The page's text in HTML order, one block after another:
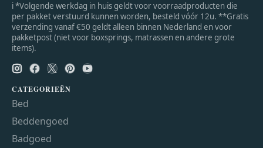
ℹ *Volgende werkdag in huis geldt voor voorraadproducten die
per pakket verstuurd kunnen worden, besteld vóór 12u. **Gratis
verzending vanaf €50 geldt alleen binnen Nederland en voor
pakketpost (niet voor boxsprings, matrassen en andere grote
items).
CATEGORIEËN
Bed
Beddengoed
Badgoed